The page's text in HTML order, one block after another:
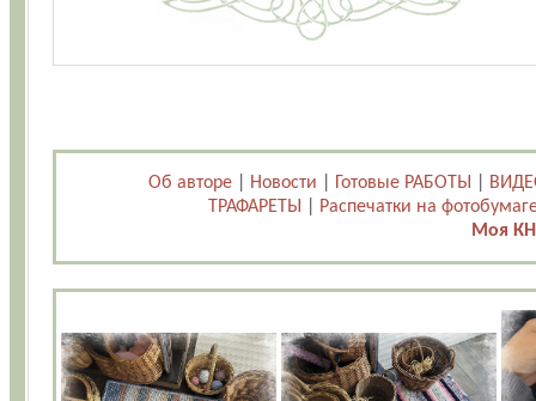
Об авторе Новости Готовые РАБОТЫ
ТРАФАРЕТЫ
Распечатки на
Моя